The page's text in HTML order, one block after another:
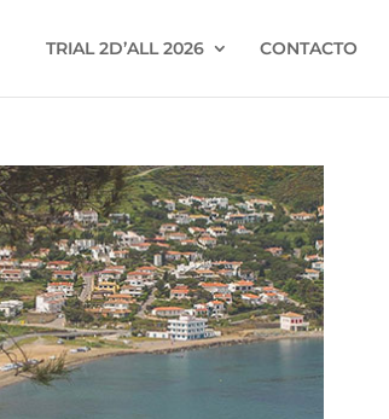
TRIAL 2D’ALL 2026 CONTACTO